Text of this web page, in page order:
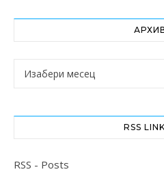
Архиве
RSS
RSS - Posts